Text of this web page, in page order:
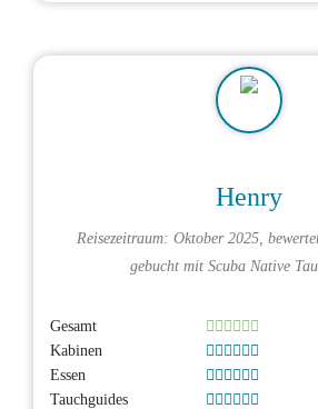
Henry
Reisezeitraum: Oktober 2025,
gebucht mit Scuba Native
Gesamt
Kabinen
Essen
Tauchguides